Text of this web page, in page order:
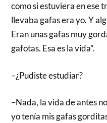
como si estuviera en ese
llevaba gafas era yo. Y
Eran unas gafas muy
gafotas. Esa es la vida”.
–¿Pudiste estudiar?
–Nada, la vida de antes
yo tenía mis gafas